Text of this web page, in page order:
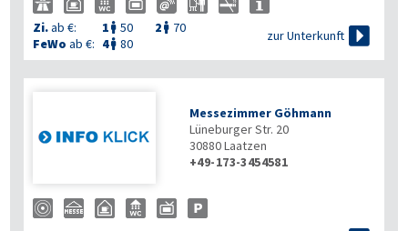
Zi.ab €: 1  50 2  70
FeWo ab €: 4 80
zur Unterkunft 
Messezimmer Göhmann
Lüneburger Str. 20
30880Laatzen
+49-173-3454581